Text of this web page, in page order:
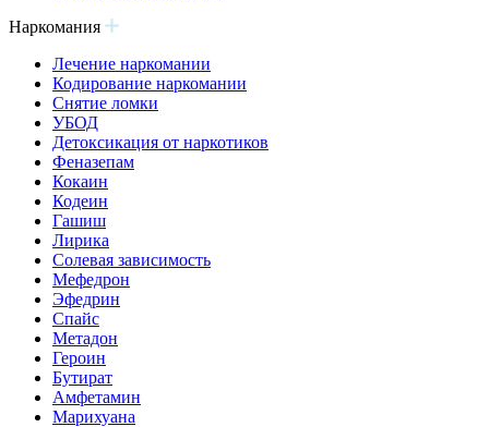
Наркомания
Лечение наркомании
Кодирование наркомании
Снятие ломки
УБОД
Детоксикация от наркотиков
Феназепам
Кокаин
Кодеин
Гашиш
Лирика
Солевая зависимость
Мефедрон
Эфедрин
Спайс
Метадон
Героин
Бутират
Амфетамин
Марихуана